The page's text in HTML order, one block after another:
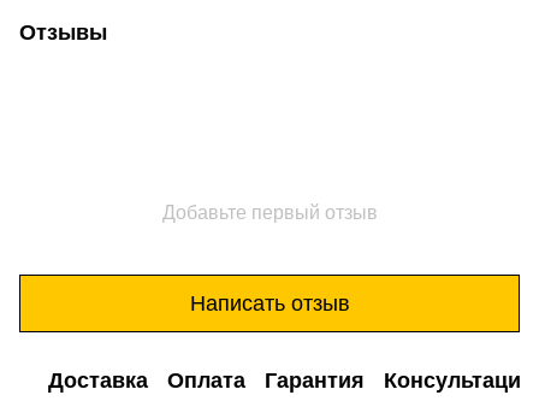
Отзывы
Добавьте первый отзыв
Написать отзыв
Доставка Оплата Гарантия Консультация